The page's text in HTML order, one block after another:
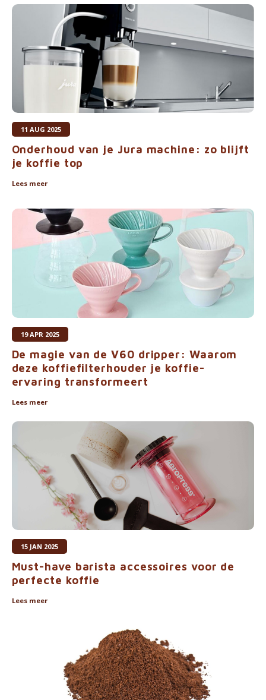
Waterkokers
Chocolade, granola en Drankpoeders
Koffie Kàn merch
Gin
Ontbijt en Lunch
Outdoor accessoires
Happy stuff
11 AUG 2025
Onderhoud van je Jura machine: zo blijft
je koffie top
Lees meer
19 APR 2025
De magie van de V60 dripper: Waarom
deze koffiefilterhouder je koffie-
ervaring transformeert
Lees meer
15 JAN 2025
Must-have barista accessoires voor de
perfecte koffie
Lees meer